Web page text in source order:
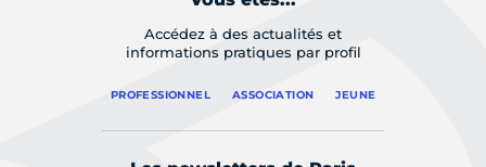
Accédez à des actualités et
informations pratiques par profil
PROFESSIONNEL ASSOCIATION JEUNE